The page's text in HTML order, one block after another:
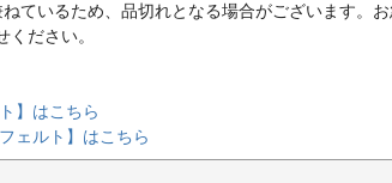
ているため、品切れとなる場合がございます。
ださい。
】はこちら
ェルト】はこちら